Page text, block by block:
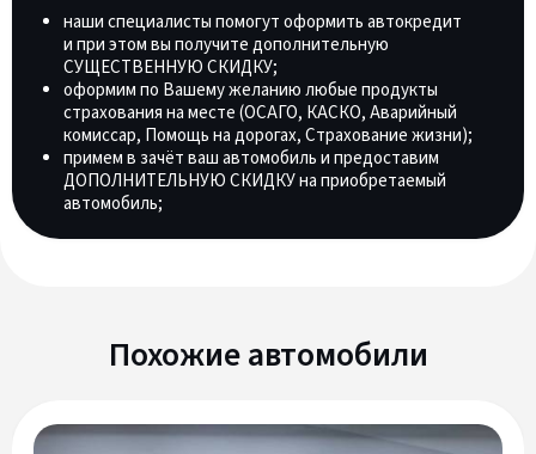
наши специалисты помогут оформить автокредит
и при этом вы получите дополнительную
СУЩЕСТВЕННУЮ СКИДКУ;
оформим по Вашему желанию любые продукты
страхования на месте (ОСАГО, КАСКО, Аварийный
комиссар, Помощь на дорогах, Страхование жизни);
примем в зачёт ваш автомобиль и предоставим
ДОПОЛНИТЕЛЬНУЮ СКИДКУ на приобретаемый
автомобиль;
Похожие автомобили